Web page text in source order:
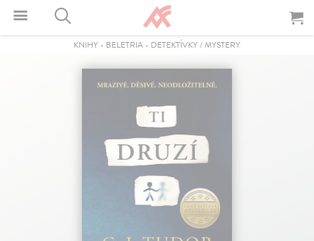
KNIHY - BELETRIA - DETEKTÍVKY / MYSTERY